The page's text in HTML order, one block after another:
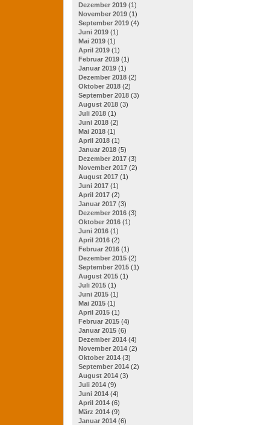
Dezember 2019 (1)
November 2019 (1)
September 2019 (4)
Juni 2019 (1)
Mai 2019 (1)
April 2019 (1)
Februar 2019 (1)
Januar 2019 (1)
Dezember 2018 (2)
Oktober 2018 (2)
September 2018 (3)
August 2018 (3)
Juli 2018 (1)
Juni 2018 (2)
Mai 2018 (1)
April 2018 (1)
Januar 2018 (5)
Dezember 2017 (3)
November 2017 (2)
August 2017 (1)
Juni 2017 (1)
April 2017 (2)
Januar 2017 (3)
Dezember 2016 (3)
Oktober 2016 (1)
Juni 2016 (1)
April 2016 (2)
Februar 2016 (1)
Dezember 2015 (2)
September 2015 (1)
August 2015 (1)
Juli 2015 (1)
Juni 2015 (1)
Mai 2015 (1)
April 2015 (1)
Februar 2015 (4)
Januar 2015 (6)
Dezember 2014 (4)
November 2014 (2)
Oktober 2014 (3)
September 2014 (2)
August 2014 (3)
Juli 2014 (9)
Juni 2014 (4)
April 2014 (6)
März 2014 (9)
Januar 2014 (6)